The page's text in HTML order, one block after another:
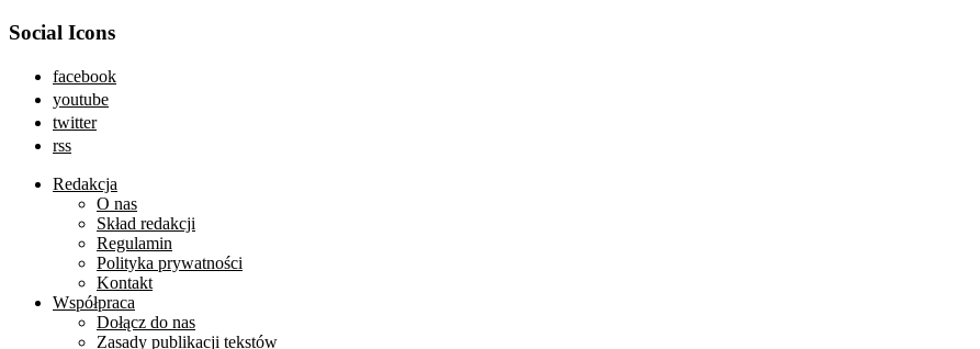
Social Icons
facebook
youtube
twitter
rss
Redakcja
O nas
Skład redakcji
Regulamin
Polityka prywatności
Kontakt
Współpraca
Dołącz do nas
Zasady publikacji tekstów